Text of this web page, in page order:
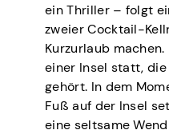
ein Thriller – folgt
zweier Cocktail-
Kurzurlaub
einer Insel statt,
gehört. In dem
Fuß auf der Insel
eine seltsame